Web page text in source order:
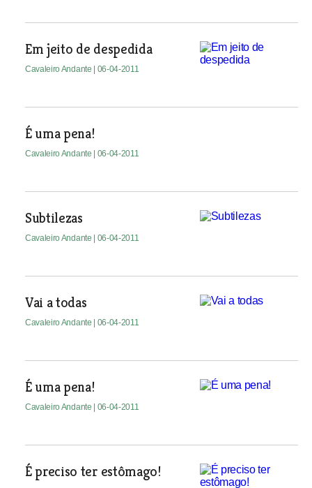
Em jeito de despedida
Cavaleiro Andante | 06-04-2011
É uma pena!
Cavaleiro Andante | 06-04-2011
Subtilezas
Cavaleiro Andante | 06-04-2011
Vai a todas
Cavaleiro Andante | 06-04-2011
É uma pena!
Cavaleiro Andante | 06-04-2011
É preciso ter estômago!